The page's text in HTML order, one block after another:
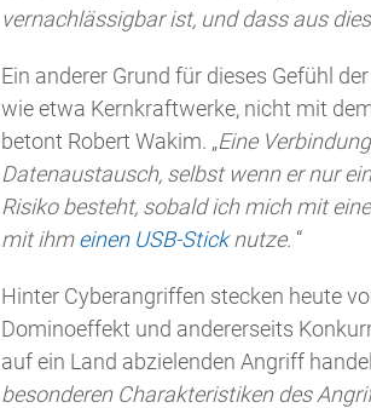
vernachlässigbar ist, und dass aus
Ein anderer Grund für dieses Gefühl
wie etwa Kernkraftwerke, nicht mit
betont Robert Wakim. „Eine
Datenaustausch, selbst wenn er nur
Risiko besteht, sobald ich mich mit
mit ihmeinen USB-Sticknutze. “
Hinter Cyberangriffen stecken heute
Dominoeffekt und andererseits
auf ein Land abzielenden Angriff
besonderen Charakteristiken des